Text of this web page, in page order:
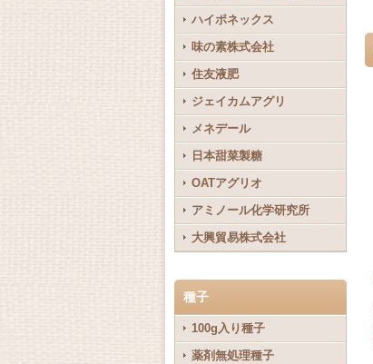
ハイポネックス
味の素株式会社
住友液肥
ジェイカムアグリ
メネデール
日本甜菜製糖
OATアグリオ
アミノール化学研究所
大興貿易株式会社
種子
100g入り種子
薬剤無処理種子